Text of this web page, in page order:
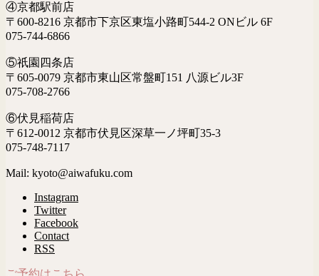
④京都駅前店
〒600-8216 京都市下京区東塩小路町544-2 ONビル 6F
075-744-6866
⑤祇園四条店
〒605-0079 京都市東山区常盤町151 八源ビル3F
075-708-2766
⑥伏見稲荷店
〒612-0012 京都市伏見区深草一ノ坪町35-3
075-748-7117
Mail: kyoto@aiwafuku.com
Instagram
Twitter
Facebook
Contact
RSS